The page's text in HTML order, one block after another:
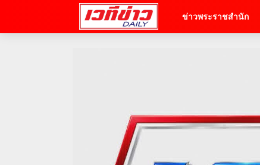
ข่าวพระราชสำนัก